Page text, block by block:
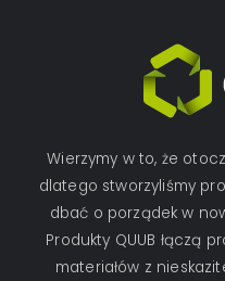
Wierzymy w to, że
dlatego stworzyliśmy
dbać o porządek w
Produkty QUUB łączą
materiałów z